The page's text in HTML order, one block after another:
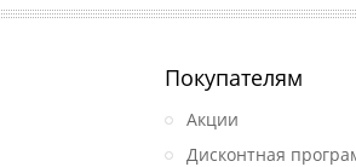
Покупателям
Акции
Дисконтная